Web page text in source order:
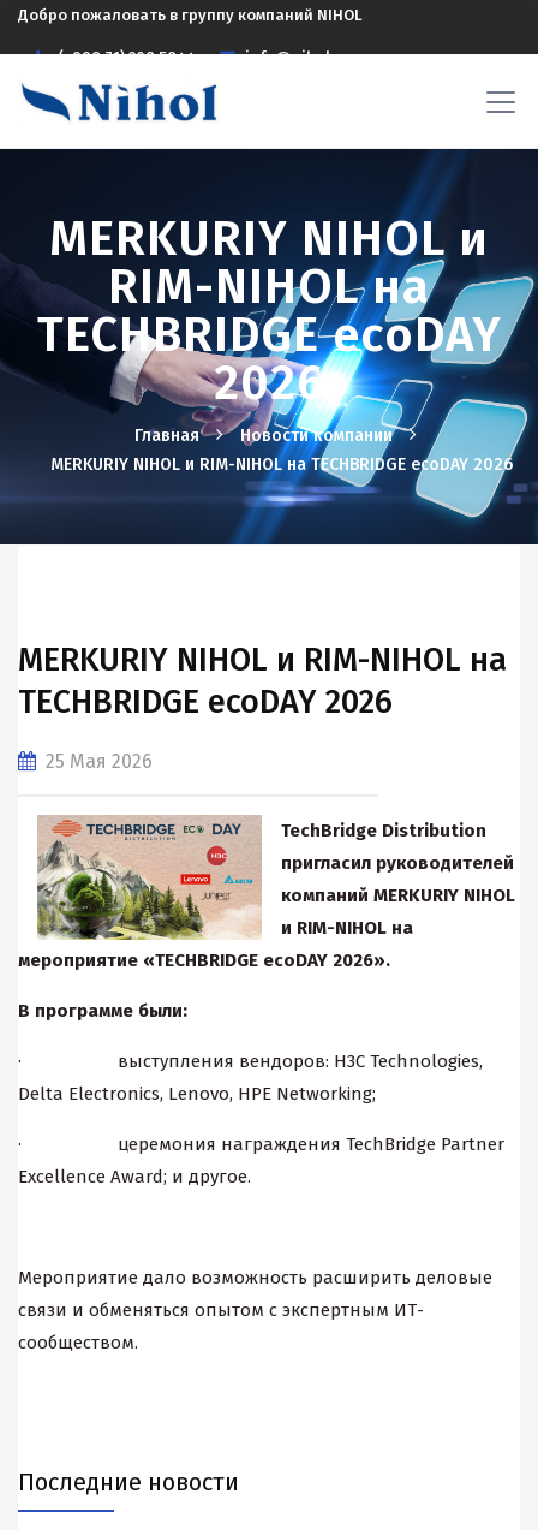
Добро пожаловать в группу компаний NIHOL
(+998 71) 208 5844 info@nihol.uz
MERKURIY NIHOL и
RIM-NIHOL на
TECHBRIDGE ecoDAY
2026
Главная
Новости компании
MERKURIY NIHOL и RIM-NIHOL на TECHBRIDGE ecoDAY 2026
MERKURIY NIHOL и RIM-NIHOL на
TECHBRIDGE ecoDAY 2026
25 Мая 2026
TechBridge Distribution
пригласил руководителей
компаний MERKURIY NIHOL
и RIM-NIHOL на
мероприятие «TECHBRIDGE ecoDAY 2026».
В программе были:
· выступления вендоров: H3C Technologies,
Delta Electronics, Lenovo, HPE Networking;
· церемония награждения TechBridge Partner
Excellence Award; и другое.
Мероприятие дало возможность расширить деловые
связи и обменяться опытом с экспертным ИТ-
сообществом.
Последние новости